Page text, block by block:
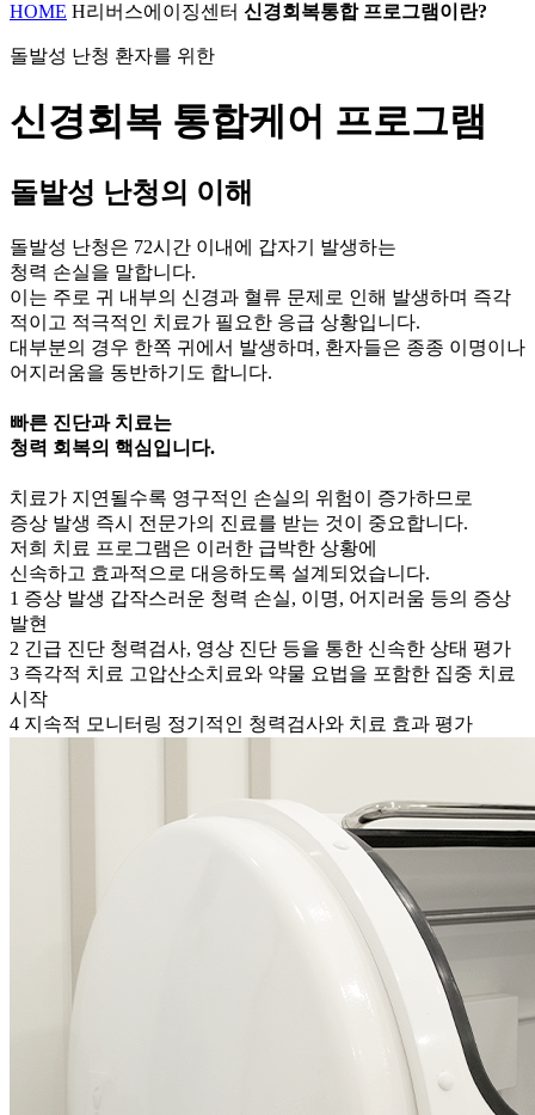
HOME H리버스에이징센터 신경회복통합 프로그램이란?
돌발성 난청 환자를 위한
신경회복 통합케어 프로그램
돌발성 난청의 이해
돌발성 난청은 72시간 이내에 갑자기 발생하는
청력 손실을 말합니다.
이는 주로 귀 내부의 신경과 혈류 문제로 인해 발생하며 즉각
적이고 적극적인 치료가 필요한 응급 상황입니다.
대부분의 경우 한쪽 귀에서 발생하며, 환자들은 종종 이명이나
어지러움을 동반하기도 합니다.
빠른 진단과 치료는
청력 회복의 핵심입니다.
치료가 지연될수록 영구적인 손실의 위험이 증가하므로
증상 발생 즉시 전문가의 진료를 받는 것이 중요합니다.
저희 치료 프로그램은 이러한 급박한 상황에
신속하고 효과적으로 대응하도록 설계되었습니다.
1 증상 발생 갑작스러운 청력 손실, 이명, 어지러움 등의 증상
발현
2 긴급 진단 청력검사, 영상 진단 등을 통한 신속한 상태 평가
3 즉각적 치료 고압산소치료와 약물 요법을 포함한 집중 치료
시작
4 지속적 모니터링 정기적인 청력검사와 치료 효과 평가